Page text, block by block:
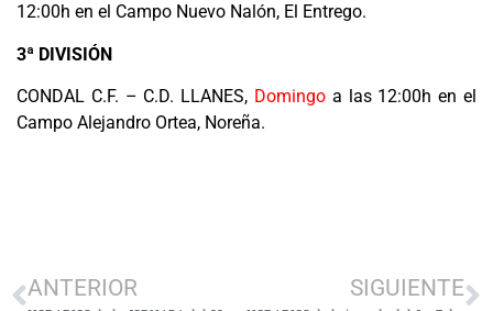
12:00h en el Campo Nuevo Nalón, El Entrego.
3ª DIVISIÓN
CONDAL C.F. – C.D. LLANES, Domingo a las 12:00h en el
Campo Alejandro Ortea, Noreña.
ANTERIOR SIGUIENTE